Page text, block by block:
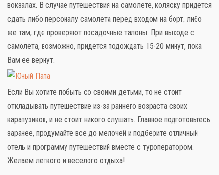
вокзалах. В случае путешествия на самолете, коляску придется
сдать либо персоналу самолета перед входом на борт, либо
же там, где проверяют посадочные талоны. При выходе с
самолета, возможно, придется подождать 15-20 минут, пока
Вам ее вернут.
Если Вы хотите побыть со своими детьми, то не стоит
откладывать путешествие из-за раннего возраста своих
карапузиков, и не стоит никого слушать. Главное подготовьтесь
заранее, продумайте все до мелочей и подберите отличный
отель и программу путешествий вместе с туроператором.
Желаем легкого и веселого отдыха!